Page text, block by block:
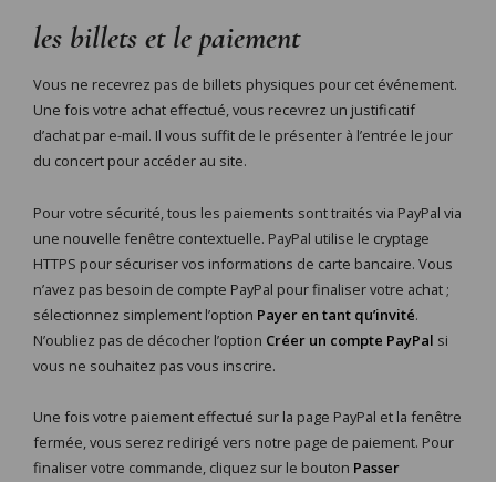
les billets et le paiement
Vous ne recevrez pas de billets physiques pour cet événement.
Une fois votre achat effectué, vous recevrez un justificatif
d’achat par e-mail. Il vous suffit de le présenter à l’entrée le jour
du concert pour accéder au site.
Pour votre sécurité, tous les paiements sont traités via PayPal via
une nouvelle fenêtre contextuelle. PayPal utilise le cryptage
HTTPS pour sécuriser vos informations de carte bancaire. Vous
n’avez pas besoin de compte PayPal pour finaliser votre achat ;
sélectionnez simplement l’option Payer en tant qu’invité.
N’oubliez pas de décocher l’option Créer un compte PayPal si
vous ne souhaitez pas vous inscrire.
Une fois votre paiement effectué sur la page PayPal et la fenêtre
fermée, vous serez redirigé vers notre page de paiement. Pour
finaliser votre commande, cliquez sur le bouton Passer